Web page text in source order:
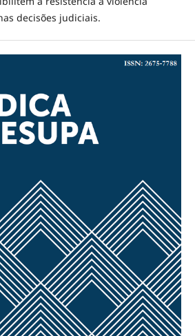
decisões judiciais.